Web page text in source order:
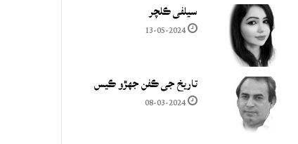
سيلفي ڪلچر
13-05-2024
تاريخ جي ڪفن جھڙو ڪيس
08-03-2024